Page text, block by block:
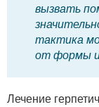
вызвать
тактика
от формы и
Лечение